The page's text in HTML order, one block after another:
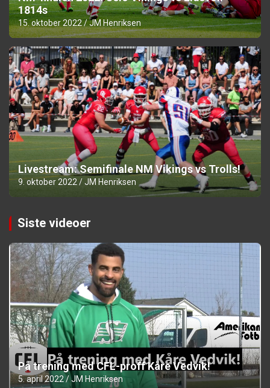
1814s
15. oktober 2022 JM Henriksen
Livestream: Semifinale NM Vikings vs Trolls!
9. oktober 2022 JM Henriksen
Siste videoer
På trening med CFL-proff Kåre Vedvik!
5. april 2022 JM Henriksen